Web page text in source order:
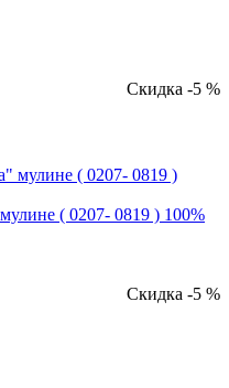
Скидка -5 %
( 0207- 0819 ) 100%
Скидка -5 %